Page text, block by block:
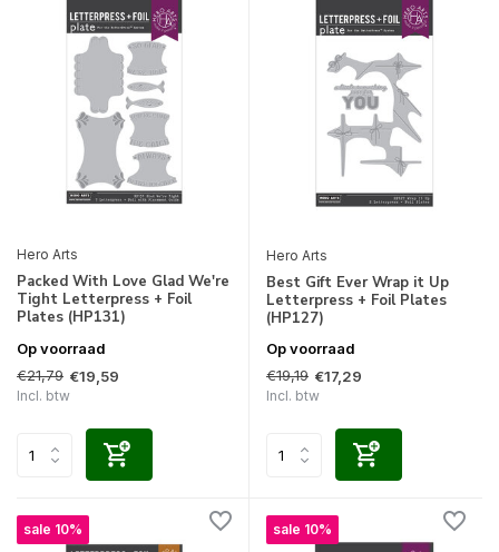
Hero Arts
Packed With Love Glad We're
Tight Letterpress + Foil
Plates (HP131)
Op voorraad
€21,79 €19,59
Incl. btw
Hero Arts
Best Gift Ever Wrap it Up
Letterpress + Foil Plates
(HP127)
Op voorraad
€19,19 €17,29
Incl. btw
sale 10% sale 10%